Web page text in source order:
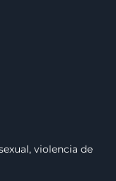
violencia de